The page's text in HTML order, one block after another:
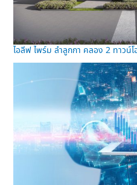
ไอลีฟ ไพร์ม ลำลูกกา คลอง 2 ทาวน์